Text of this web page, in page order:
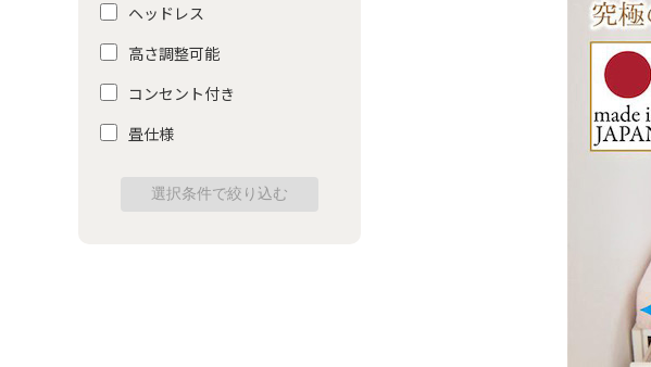
ヘッドレス
高さ調整可能
コンセント付き
畳仕様